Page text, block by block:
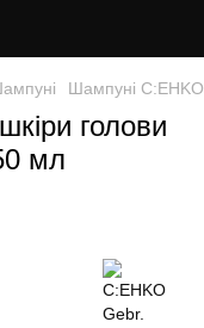
Шампуні
голови
мл